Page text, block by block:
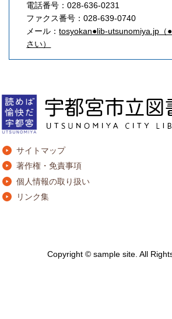
電話番号：028-636-0231
ファクス番号：028-639-0740
メール：tosyokan●lib-utsunomiya.jp（
さい）
サイトマップ
著作権・免責事項
個人情報の取り扱い
リンク集
Copyright © sample site. All